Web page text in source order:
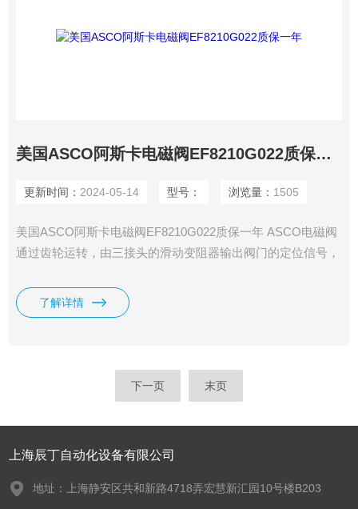
美国ASCO阿斯卡电磁阀EF8210G022质保一年
更新时间： 2024-05-14 型号： 浏览量： 1505
美国ASCO阿斯卡电磁阀EF8210G022质保一年 ASCO电磁阀
通过齿轮运转，由三接头的滑动变阻器输出阀门的定位信号，
了解详情
下一页 末页
上海辰丁自动化设备有限公司
地址：上海静安区共和新路4718弄宏慧新汇园10号楼B203